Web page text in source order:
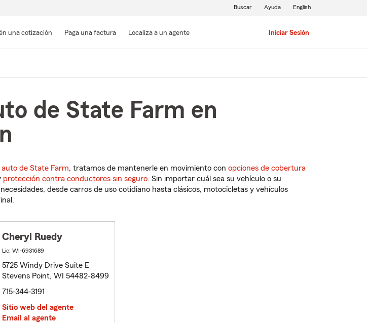
contenido
una cotización Paga una factura Localiza a un agente Iniciar Sesión
Buscar Ayuda English
de State Farm en
auto de State Farm, tratamos de mantenerle en movimiento con opciones de cobertura
protección contra conductores sin seguro. Sin importar cuál sea su vehículo o su
desde carros de uso cotidiano hasta clásicos, motocicletas y vehículos
Cheryl Ruedy
Lic: WI-6931689
5725 Windy Drive Suite E
Stevens Point, WI 54482-8499
715-344-3191
Sitio web del agente
Email al agente